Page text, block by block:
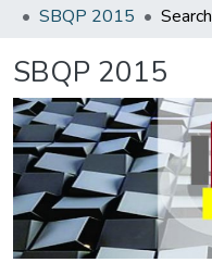
SBQP 2015
Search
SBQP 2015